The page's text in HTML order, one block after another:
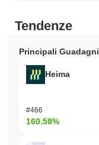
Tendenze
Principali Guadagni
Heima
#466
160.58%